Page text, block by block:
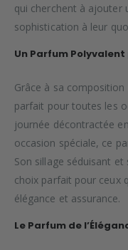
qui cherchent à ajouter
sophistication à leur
Un Parfum
Grâce à sa
parfait pour toutes les
journée décontractée
occasion spéciale, ce
Son sillage séduisant
choix parfait pour ceux
élégance et assurance.
Le Parfum de